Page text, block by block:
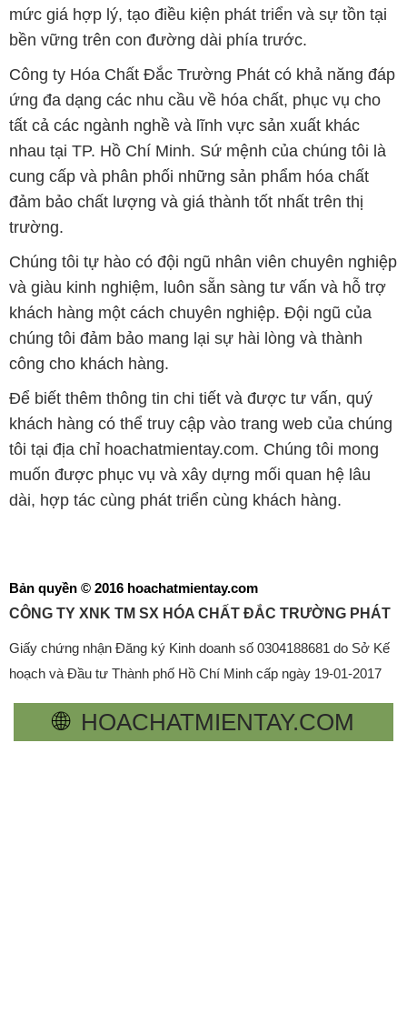
mức giá hợp lý, tạo điều kiện phát triển và sự tồn tại
bền vững trên con đường dài phía trước.
Công ty Hóa Chất Đắc Trường Phát có khả năng đáp
ứng đa dạng các nhu cầu về hóa chất, phục vụ cho
tất cả các ngành nghề và lĩnh vực sản xuất khác
nhau tại TP. Hồ Chí Minh. Sứ mệnh của chúng tôi là
cung cấp và phân phối những sản phẩm hóa chất
đảm bảo chất lượng và giá thành tốt nhất trên thị
trường.
Chúng tôi tự hào có đội ngũ nhân viên chuyên nghiệp
và giàu kinh nghiệm, luôn sẵn sàng tư vấn và hỗ trợ
khách hàng một cách chuyên nghiệp. Đội ngũ của
chúng tôi đảm bảo mang lại sự hài lòng và thành
công cho khách hàng.
Để biết thêm thông tin chi tiết và được tư vấn, quý
khách hàng có thể truy cập vào trang web của chúng
tôi tại địa chỉ hoachatmientay.com. Chúng tôi mong
muốn được phục vụ và xây dựng mối quan hệ lâu
dài, hợp tác cùng phát triển cùng khách hàng.
Bản quyền © 2016 hoachatmientay.com
CÔNG TY XNK TM SX HÓA CHẤT ĐẮC TRƯỜNG PHÁT
Giấy chứng nhận Đăng ký Kinh doanh số 0304188681 do Sở Kế
hoạch và Đầu tư Thành phố Hồ Chí Minh cấp ngày 19-01-2017
🌐 HOACHATMIENTAY.COM